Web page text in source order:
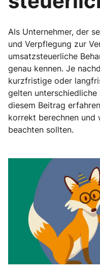
Als Unternehmer, der
und Verpflegung zur
umsatzsteuerliche
genau kennen. Je
kurzfristige oder
gelten unterschiedliche
diesem Beitrag
korrekt berechnen und
beachten sollten.